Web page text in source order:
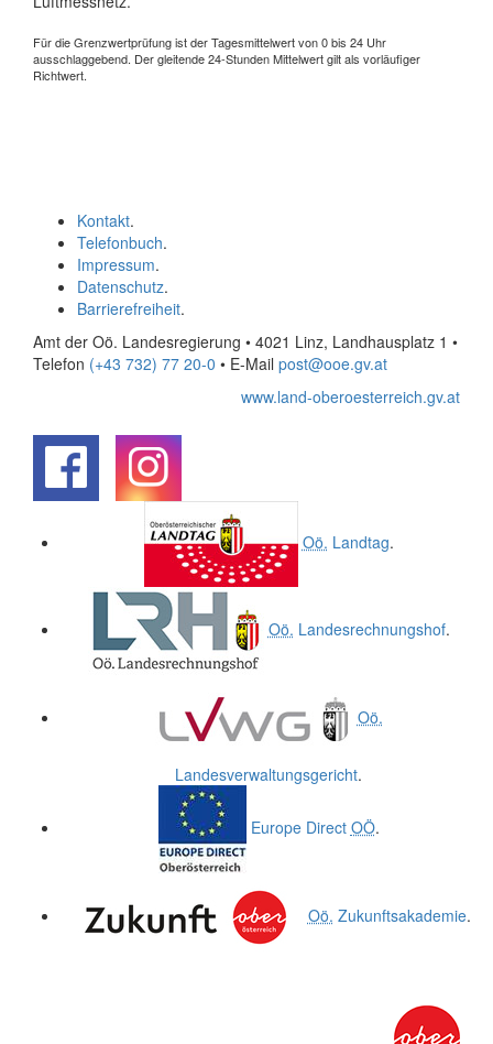
Für die Grenzwertprüfung ist der Tagesmittelwert von 0 bis 24 Uhr
ausschlaggebend. Der gleitende 24-Stunden Mittelwert gilt als vorläufiger
Richtwert.
Kontakt.
Telefonbuch.
Impressum.
Datenschutz.
Barrierefreiheit.
Amt der Oö. Landesregierung • 4021 Linz, Landhausplatz 1 •
Telefon (+43 732) 77 20-0 • E-Mail post@ooe.gv.at
www.land-oberoesterreich.gv.at
Oö. Landtag.
Oö. Landesrechnungshof.
Oö.
Landesverwaltungsgericht.
Europe Direct OÖ.
Oö. Zukunftsakademie.